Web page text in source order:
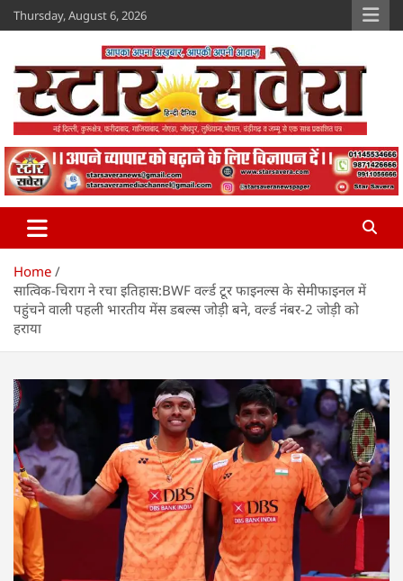
Skip
to
Thursday, August 6, 2026
Star Savera
www.starsavera.com
Home
सात्विक-चिराग ने रचा इतिहास:BWF वर्ल्ड टूर फाइनल्स के सेमीफाइनल में
पहुंचने वाली पहली भारतीय मेंस डबल्स जोड़ी बने, वर्ल्ड नंबर-2 जोड़ी को
हराया